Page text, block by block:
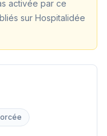
activée par ce
sur Hospitalidée